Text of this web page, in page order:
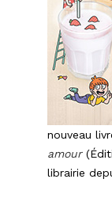
nouveau
amour
librairie